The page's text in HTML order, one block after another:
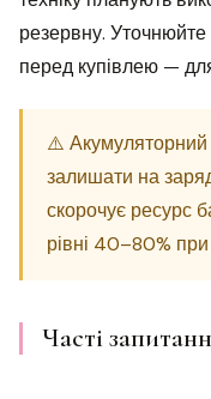
резервну. Уточнюйте
перед купівлею —
⚠️ Акумуляторний
залишати на
скорочує ресурс
рівні 40–80%
Часті